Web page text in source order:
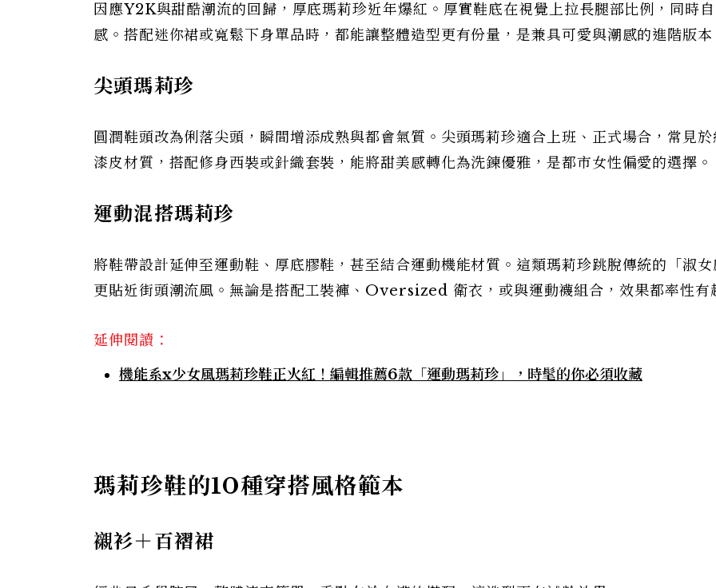
因應Y2K與甜酷潮流的回歸，厚底瑪莉珍近年爆紅。厚實鞋底在視覺上拉長腿部比例，同時
感。搭配迷你裙或寬鬆下身單品時，都能讓整體造型更有份量，是兼具可愛與潮感的進階版本
尖頭瑪莉珍
圓潤鞋頭改為俐落尖頭，瞬間增添成熟與都會氣質。尖頭瑪莉珍適合上班、正式場合，常見
漆皮材質，搭配修身西裝或針織套裝，能將甜美感轉化為洗鍊優雅，是都市女性偏愛的選擇。
運動混搭瑪莉珍
將鞋帶設計延伸至運動鞋、厚底膠鞋，甚至結合運動機能材質。這類瑪莉珍跳脫傳統的「淑女
更貼近街頭潮流風。無論是搭配工裝褲、Oversized 衛衣，或與運動襪組合，效果都率性有
延伸閱讀：
機能系x少女風瑪莉珍鞋正火紅！編輯推薦6款「運動瑪莉珍」，時髦的你必須收藏
瑪莉珍鞋的10種穿搭風格範本
襯衫＋百褶裙